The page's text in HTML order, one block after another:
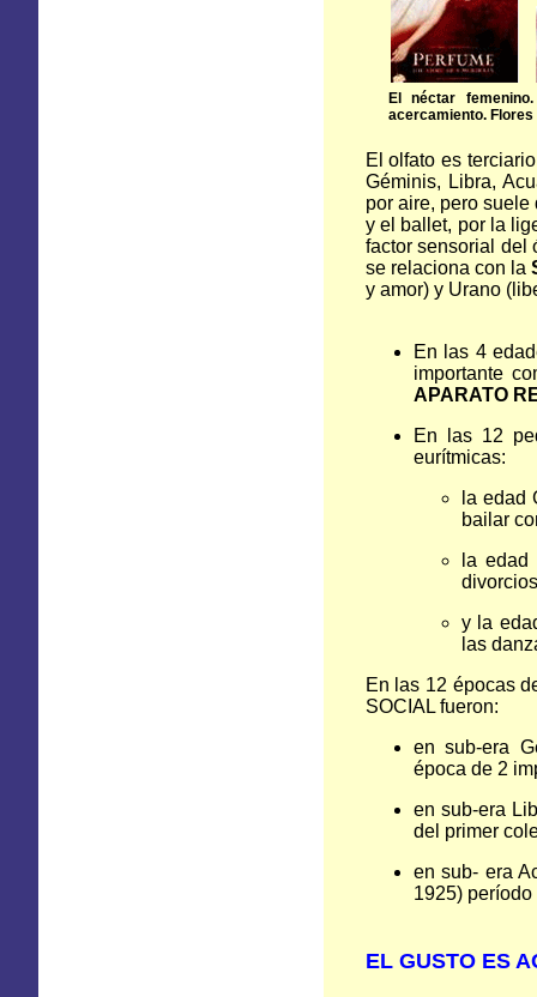
El néctar
acercamiento. Flores
El olfato es
Géminis, Libra,
por aire, pero
y el ballet, por la
factor sensorial
se relaciona con la
y amor) y Urano
En las 4
importante
APARATO
En las 12
eurítmicas:
la edad
bailar
la
y la
las
En las 12 épocas
SOCIAL fueron:
en sub-era
época de 2
en sub-era
del primer
en sub- era
1925)
EL GUSTO ES